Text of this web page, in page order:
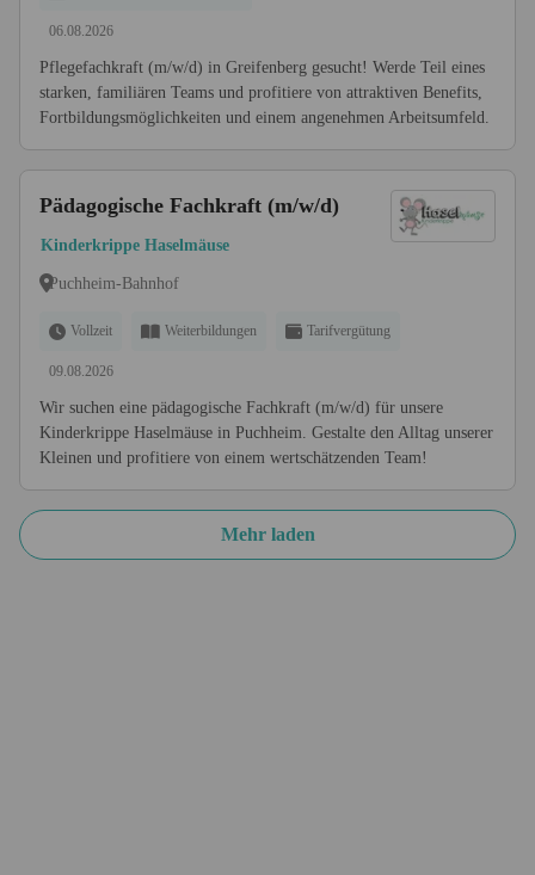
06.08.2026
Pflegefachkraft (m/w/d) in Greifenberg gesucht! Werde Teil eines
starken, familiären Teams und profitiere von attraktiven Benefits,
Fortbildungsmöglichkeiten und einem angenehmen Arbeitsumfeld.
Pädagogische Fachkraft (m/w/d)
Kinderkrippe Haselmäuse
Puchheim-Bahnhof
Vollzeit Weiterbildungen Tarifvergütung
09.08.2026
Wir suchen eine pädagogische Fachkraft (m/w/d) für unsere
Kinderkrippe Haselmäuse in Puchheim. Gestalte den Alltag unserer
Kleinen und profitiere von einem wertschätzenden Team!
Mehr laden